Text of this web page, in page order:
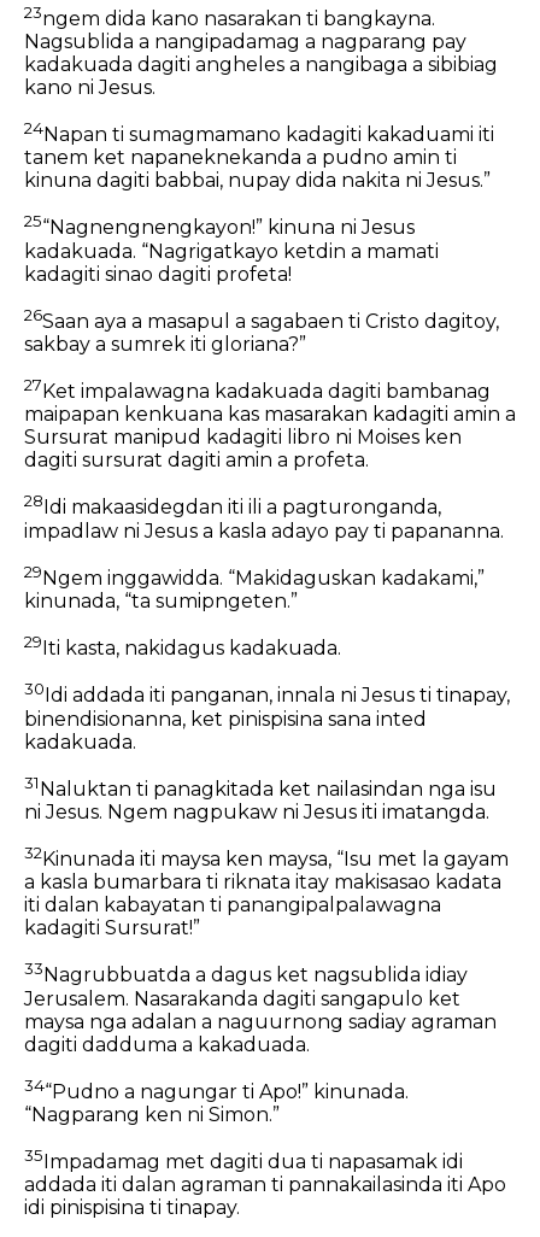
23ngem dida kano nasarakan ti bangkayna.
Nagsublida a nangipadamag a nagparang pay
kadakuada dagiti angheles a nangibaga a sibibiag
kano ni Jesus.
24Napan ti sumagmamano kadagiti kakaduami iti
tanem ket napaneknekanda a pudno amin ti
kinuna dagiti babbai, nupay dida nakita ni Jesus.”
25“Nagnengnengkayon!” kinuna ni Jesus
kadakuada. “Nagrigatkayo ketdin a mamati
kadagiti sinao dagiti profeta!
26Saan aya a masapul a sagabaen ti Cristo dagitoy,
sakbay a sumrek iti gloriana?”
27 Ket impalawagna kadakuada dagiti bambanag
maipapan kenkuana kas masarakan kadagiti amin a
Sursurat manipud kadagiti libro ni Moises ken
dagiti sursurat dagiti amin a profeta.
28 Idi makaasidegdan iti ili a pagturonganda,
impadlaw ni Jesus a kasla adayo pay ti papananna.
29Ngem inggawidda. “Makidaguskan kadakami,”
kinunada, “ta sumipngeten.”
29 Iti kasta, nakidagus kadakuada.
30 Idi addada iti panganan, innala ni Jesus ti tinapay,
binendisionanna, ket pinispisina sana inted
kadakuada.
31Naluktan ti panagkitada ket nailasindan nga isu
ni Jesus. Ngem nagpukaw ni Jesus iti imatangda.
32 Kinunada iti maysa ken maysa, “Isu met la gayam
a kasla bumarbara ti riknata itay makisasao kadata
iti dalan kabayatan ti panangipalpalawagna
kadagiti Sursurat!”
33 Nagrubbuatda a dagus ket nagsublida idiay
Jerusalem. Nasarakanda dagiti sangapulo ket
maysa nga adalan a naguurnong sadiay agraman
dagiti dadduma a kakaduada.
34“Pudno a nagungar ti Apo!” kinunada.
“Nagparang ken ni Simon.”
35 Impadamag met dagiti dua ti napasamak idi
addada iti dalan agraman ti pannakailasinda iti Apo
idi pinispisina ti tinapay.